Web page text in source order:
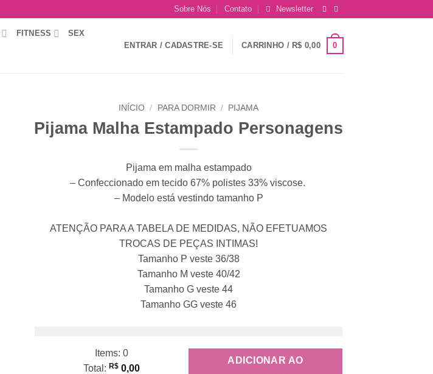
Sobre Nós Contato Newsletter
FITNESS SEX
ENTRAR / CADASTRE-SE CARRINHO / R$ 0,00 0
INÍCIO / PARA DORMIR / PIJAMA
Pijama Malha Estampado Personagens
Pijama em malha estampado
– Confeccionado em tecido 67% polistes 33% viscose.
– Modelo está vestindo tamanho P
ATENÇÃO PARA A TABELA DE MEDIDAS, NÃO EFETUAMOS
TROCAS DE PEÇAS INTIMAS!
Tamanho P veste 36/38
Tamanho M veste 40/42
Tamanho G veste 44
Tamanho GG veste 46
Items: 0
Total : R$ 0,00
ADICIONAR AO